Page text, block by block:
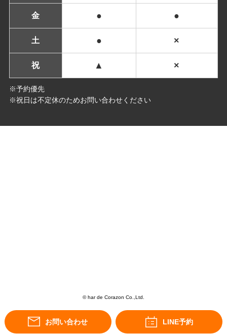
金 ● ●
土 ● ×
祝 ▲ ×
※予約優先
※祝日は不定休のためお問い合わせください
© har de Corazon Co.,Ltd.
お問い合わせ LINE予約